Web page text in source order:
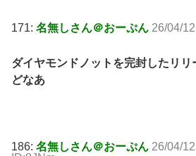
171: 名無しさん＠おーぷん 26/04/
ダイヤモンドノットを完封したリ
どなあ
186: 名無しさん＠おーぷん 26/04/